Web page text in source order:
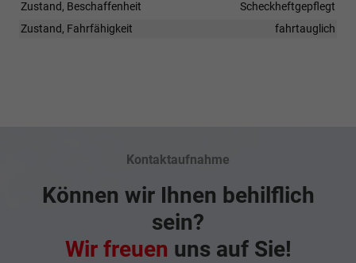
Zustand, Beschaffenheit
Scheckheftgepflegt
Zustand, Fahrfähigkeit
fahrtauglich
Kontaktaufnahme
Können wir Ihnen behilflich
sein?
Wir freuen uns auf Sie!